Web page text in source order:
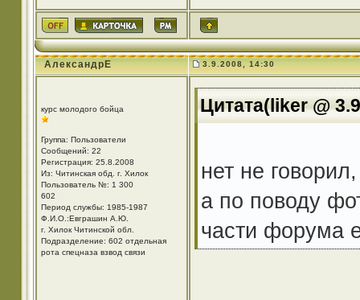
АлександрЕ 3.9.2008, 14:30
курс молодого бойца
Группа: Пользователи
Сообщений: 22
Регистрация: 25.8.2008
Из: Читинская обд. г. Хилок
Пользователь №: 1 300
602
Период службы: 1985-1987
Ф.И.О.:Евграшин А.Ю.
г. Хилок Читинской обл.
Подразделение: 602 отдельная
рота спецназа взвод связи
Цитата(liker @
нет не
а по поводу
части форума